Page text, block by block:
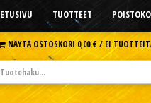
ETUSIVU TUOTTEET
NÄYTÄ OSTOSKORI 0,00 € /EI